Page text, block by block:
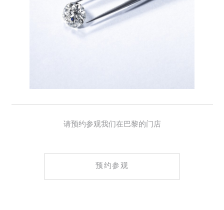
请预约参观我们在巴黎的门店
预约参观